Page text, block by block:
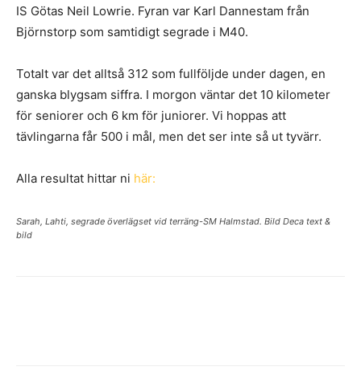
IS Götas Neil Lowrie. Fyran var Karl Dannestam från
Björnstorp som samtidigt segrade i M40.
Totalt var det alltså 312 som fullföljde under dagen, en
ganska blygsam siffra. I morgon väntar det 10 kilometer
för seniorer och 6 km för juniorer. Vi hoppas att
tävlingarna får 500 i mål, men det ser inte så ut tyvärr.
Alla resultat hittar ni här:
Sarah, Lahti, segrade överlägset vid terräng-SM Halmstad. Bild Deca text &
bild